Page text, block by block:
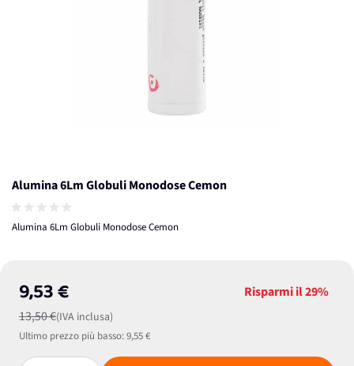
Alumina 6Lm Globuli Monodose Cemon
Alumina 6Lm Globuli Monodose Cemon
9,53 €
13,50 €(IVA inclusa)
Risparmi il29%
Ultimo prezzo più basso:9,55 €